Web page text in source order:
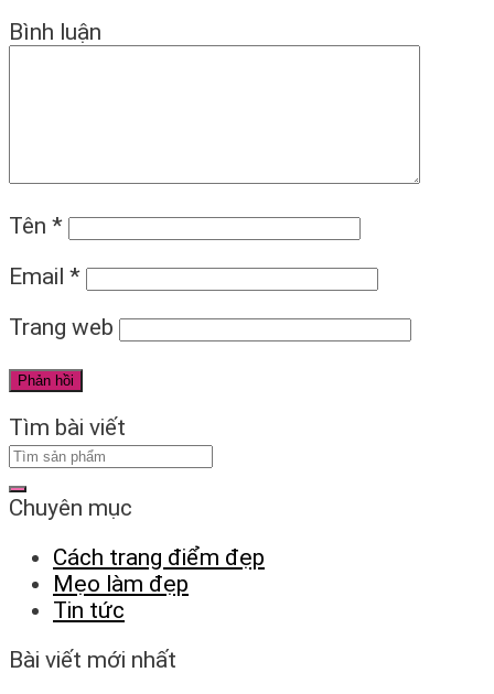
Bình luận
Tên *
Email *
Trang web
Tìm bài viết
Chuyên mục
Cách trang điểm đẹp
Mẹo làm đẹp
Tin tức
Bài viết mới nhất